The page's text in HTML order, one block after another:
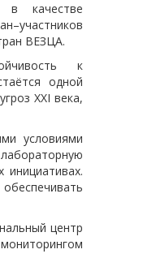
в качестве
ВЕЗЦА.
к
одной
XXI века,
условиями
инициативах.
центр